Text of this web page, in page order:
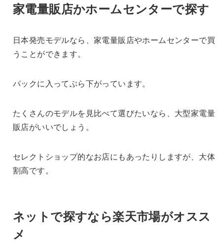
家電量販店かホームセンターで探す
日本発売モデルなら、家電量販店やホームセンターで買
うことができます。
パックに入ってぶら下がっています。
たくさんのモデルを見比べて選びたいなら、大型家電量
販店がいいでしょう。
セレクトショップ的なお店にもあったりしますが、大体
割高です。
ネットで探すなら楽天市場がオスス
メ